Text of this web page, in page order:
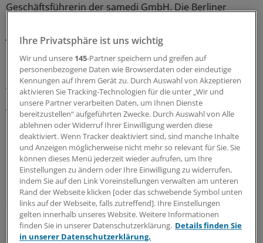
Geschäftsführerin der samedi GmbH. Die Berliner
Jahren entwickelt und vernetzt nun damit den Vivantes-
"Die gewohnte Anmeldung in der Praxis ist auf einer
Website einfach digital abgebildet", so Keller. Patienten
geben dort zunächst ihre Krankenkasse sowie ihr
Geburtsdatum ein und wählen im zweiten Schritt die Art
des Termins. "Dies ist wichtig, um die Ressourcen der
Mediziner gut einzuplanen", sagt Keller.
Damit sei bereits im Vorfeld der Sprechstunde klar, ob
eine Diagnose zu erstellen ist, eine Behandlung
fortgeführt werden muss oder spezielle Medizintechnik
benötigt werde. Die Patienten können auf der Website
auch Termine verwalten, verschieben oder absagen
Ihre Privatsphäre ist uns wichtig
Wir und unsere 145-Partner speichern und greifen auf
personenbezogene Daten wie Browserdaten oder eindeutige
Kennungen auf Ihrem Gerät zu. Durch Auswahl von Akzeptieren
aktivieren Sie Tracking-Technologien für die unter „Wir und
unsere Partner verarbeiten Daten, um Ihnen Dienste
bereitzustellen“ aufgeführten Zwecke. Durch Auswahl von Alle
ablehnen oder Widerruf Ihrer Einwilligung werden diese
deaktiviert. Wenn Tracker deaktiviert sind, sind manche Inhalte
und Anzeigen möglicherweise nicht mehr so relevant für Sie. Sie
können dieses Menü jederzeit wieder aufrufen, um Ihre
Einstellungen zu ändern oder Ihre Einwilligung zu widerrufen,
indem Sie auf den Link Voreinstellungen verwalten am unteren
Rand der Webseite klicken [oder das schwebende Symbol unten
links auf der Webseite, falls zutreffend]. Ihre Einstellungen
gelten innerhalb unseres Website. Weitere Informationen
finden Sie in unserer Datenschutzerklärung. Details finden Sie
in unserer Datenschutzerklärung.